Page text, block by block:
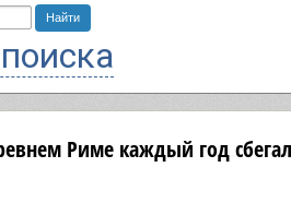
Риме каждый год